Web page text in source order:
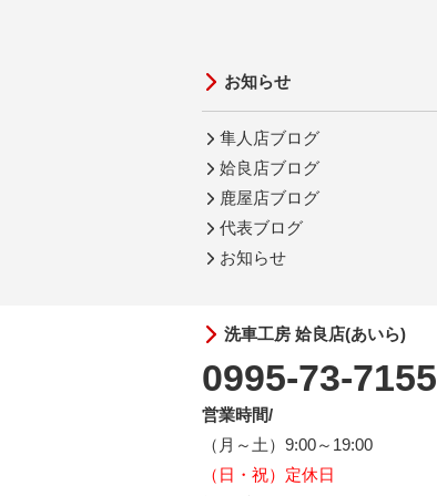
お知らせ
隼人店ブログ
姶良店ブログ
鹿屋店ブログ
代表ブログ
お知らせ
洗車工房 姶良店(あいら)
0995-73-7155
営業時間/
（月～土）9:00～19:00
（日・祝）定休日